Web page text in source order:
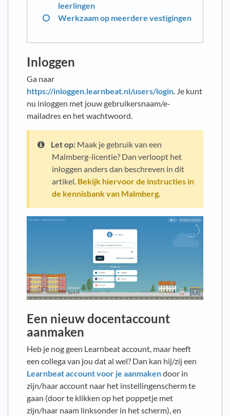
leerlingen
Werkzaam op meerdere vestigingen
Inloggen
Ga naar
https://inloggen.learnbeat.nl/users/login. Je kunt
nu inloggen met jouw gebruikersnaam/e-
mailadres en het wachtwoord.
Let op: Maak je gebruik van een
Malmberg-licentie? Dan verloopt het
inloggen anders dan beschreven in dit
artikel. Bekijk hiervoor de instructies in
de kennisbank van Malmberg.
Een nieuw docentaccount
aanmaken
Heb je nog geen Learnbeat account, maar heeft
een collega van jou dat al wel? Dan kan hij/zij een
Learnbeat account voor je aanmakendoor in
zijn/haar account naar het instellingenscherm te
gaan (door te klikken op het poppetje met
zijn/haar naam linksonder in het scherm), en